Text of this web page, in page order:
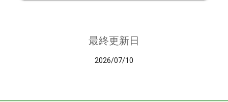
最終更新日
2026/07/10